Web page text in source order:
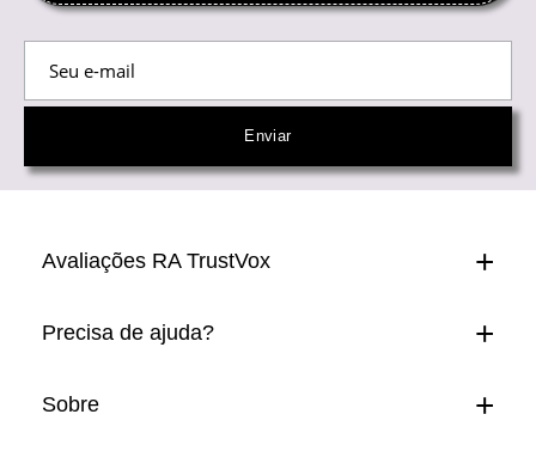
Avaliações RA TrustVox
Precisa de ajuda?
Sobre